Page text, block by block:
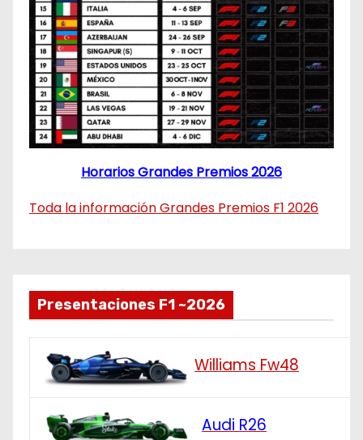
Horarios Grandes Premios 2026
Toda la información Grandes Premios F1 2026
Presentaciones F1 ~2026
Williams Fw48
Audi R26